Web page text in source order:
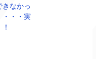
きなかっ
・・・実